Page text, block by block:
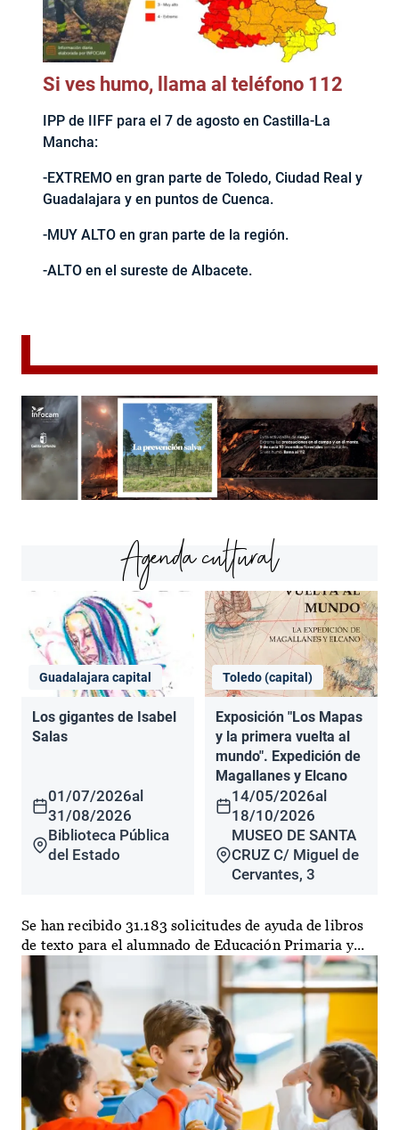
Si ves humo, llama al teléfono 112
IPP de IIFF para el 7 de agosto en Castilla-La
Mancha:
-EXTREMO en gran parte de Toledo, Ciudad Real y
Guadalajara y en puntos de Cuenca.
-MUY ALTO en gran parte de la región.
-ALTO en el sureste de Albacete.
Agenda cultural
Guadalajara capital
Los gigantes de Isabel
Salas
01/07/2026al
31/08/2026
Biblioteca Pública
del Estado
Toledo (capital)
Exposición "Los Mapas
y la primera vuelta al
mundo". Expedición de
Magallanes y Elcano
14/05/2026al
18/10/2026
MUSEO DE SANTA
CRUZ C/ Miguel de
Cervantes, 3
Se han recibido 31.183 solicitudes de ayuda de libros
de texto para el alumnado de Educación Primaria y...